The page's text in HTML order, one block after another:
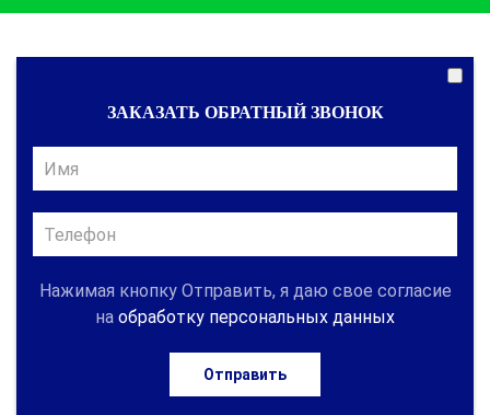
ЗАКАЗАТЬ ОБРАТНЫЙ ЗВОНОК
Нажимая кнопку Отправить, я даю свое согласие
на обработку персональных данных
Отправить